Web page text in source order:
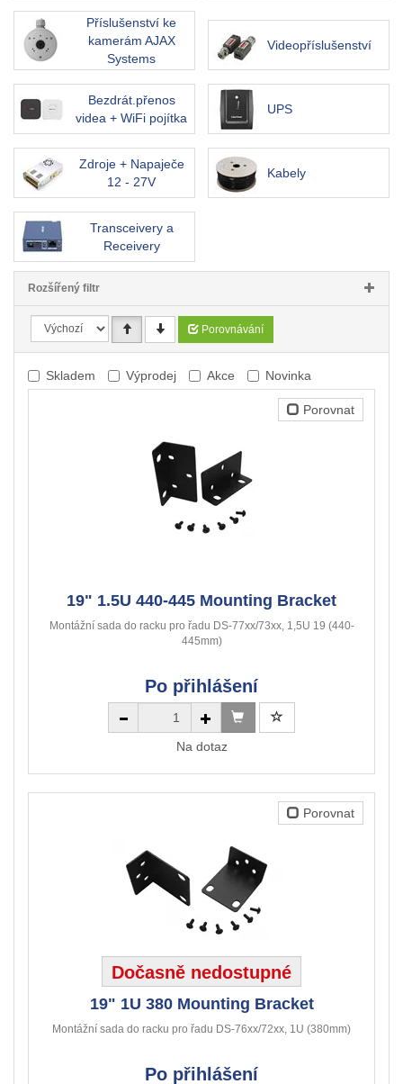
Příslušenství ke
kamerám AJAX
Systems
Videopříslušenství
Bezdrát.přenos
videa + WiFi pojítka
UPS
Zdroje + Napaječe
12 - 27V
Kabely
Transceivery a
Receivery
Rozšířený filtr
Porovnávání
Skladem Výprodej Akce Novinka
Porovnat
19" 1.5U 440-445 Mounting Bracket
Montážní sada do racku pro řadu DS-77xx/73xx, 1,5U 19 (440-
445mm)
Po přihlášení
Na dotaz
Porovnat
Dočasně nedostupné
19" 1U 380 Mounting Bracket
Montážní sada do racku pro řadu DS-76xx/72xx, 1U (380mm)
Po přihlášení